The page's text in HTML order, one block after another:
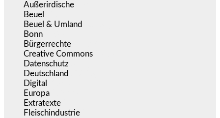
Außerirdische
Beuel
Beuel & Umland
Bonn
Bürgerrechte
Creative Commons
Datenschutz
Deutschland
Digital
Europa
Extratexte
Fleischindustrie